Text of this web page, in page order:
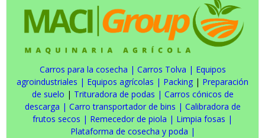
Carros para la cosecha | Carros Tolva | Equipos
agroindustriales | Equipos agrícolas | Packing | Preparación
de suelo | Trituradora de podas | Carros cónicos de
descarga | Carro transportador de bins | Calibradora de
frutos secos | Remecedor de piola | Limpia fosas |
Plataforma de cosecha y poda |